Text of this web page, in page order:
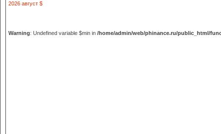
2026 август $
Warning: Undefined variable $min in /home/admin/web/phinance.ru/public_html/